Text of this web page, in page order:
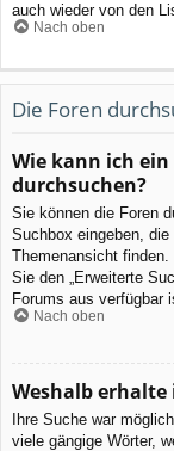
auch wieder von den
Nach oben
Die Foren
Wie kann ich
durchsuchen?
Sie können die Foren
Suchbox eingeben,
Themenansicht
Sie den „Erweiterte
Forums aus verfügbar
Nach oben
Weshalb erhalte
Ihre Suche war
viele gängige Wörter,